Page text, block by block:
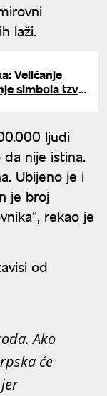
laži.
Veličanje
simbola tzv.
ljudi
nije istina.
Ubijeno je i
je broj
rekao je
od
Ako
će